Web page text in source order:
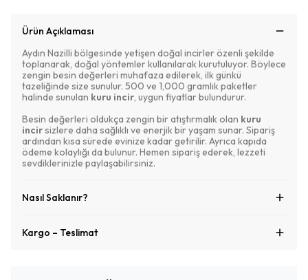
Ürün Açıklaması
Aydın Nazilli bölgesinde yetişen doğal incirler özenli şekilde
toplanarak, doğal yöntemler kullanılarak kurutuluyor. Böylece
zengin besin değerleri muhafaza edilerek, ilk günkü
tazeliğinde size sunulur. 500 ve 1,000 gramlık paketler
halinde sunulan kuru incir, uygun fiyatlar bulundurur.
Besin değerleri oldukça zengin bir atıştırmalık olan kuru
incirsizlere daha sağlıklı ve enerjik bir yaşam sunar. Sipariş
ardından kısa sürede evinize kadar getirilir. Ayrıca kapıda
ödeme kolaylığı da bulunur. Hemen sipariş ederek, lezzeti
sevdiklerinizle paylaşabilirsiniz.
Nasıl Saklanır?
Kargo – Teslimat